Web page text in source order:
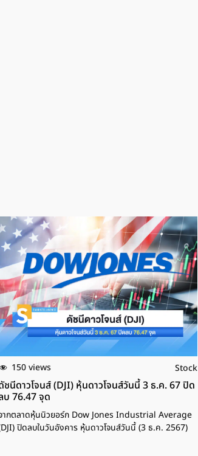
150 views Stock
ชนีดาวโจนส์ (DJI) หุ้นดาวโจนส์วันนี้ 3 ธ.ค. 67 ปิด
บ 76.47 จุด
ากตลาดหุ้นนิวยอร์ก Dow Jones Industrial Average
ปิดลบในวันอังคาร หุ้นดาวโจนส์วันนี้ (3 ธ.ค. 2567)